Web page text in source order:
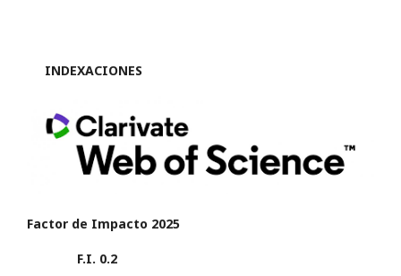
INDEXACIONES
Factor de Impacto 2025
F.I. 0.2